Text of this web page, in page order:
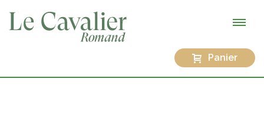
Panier